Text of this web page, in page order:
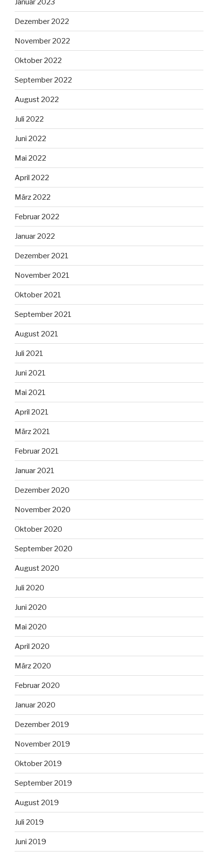
Januar 2023
Dezember 2022
November 2022
Oktober 2022
September 2022
August 2022
Juli 2022
Juni 2022
Mai 2022
April 2022
März 2022
Februar 2022
Januar 2022
Dezember 2021
November 2021
Oktober 2021
September 2021
August 2021
Juli 2021
Juni 2021
Mai 2021
April 2021
März 2021
Februar 2021
Januar 2021
Dezember 2020
November 2020
Oktober 2020
September 2020
August 2020
Juli 2020
Juni 2020
Mai 2020
April 2020
März 2020
Februar 2020
Januar 2020
Dezember 2019
November 2019
Oktober 2019
September 2019
August 2019
Juli 2019
Juni 2019